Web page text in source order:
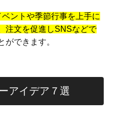
ントや季節行事を上手に
注文を促進しSNSなどで
ができます。
アイデア７選